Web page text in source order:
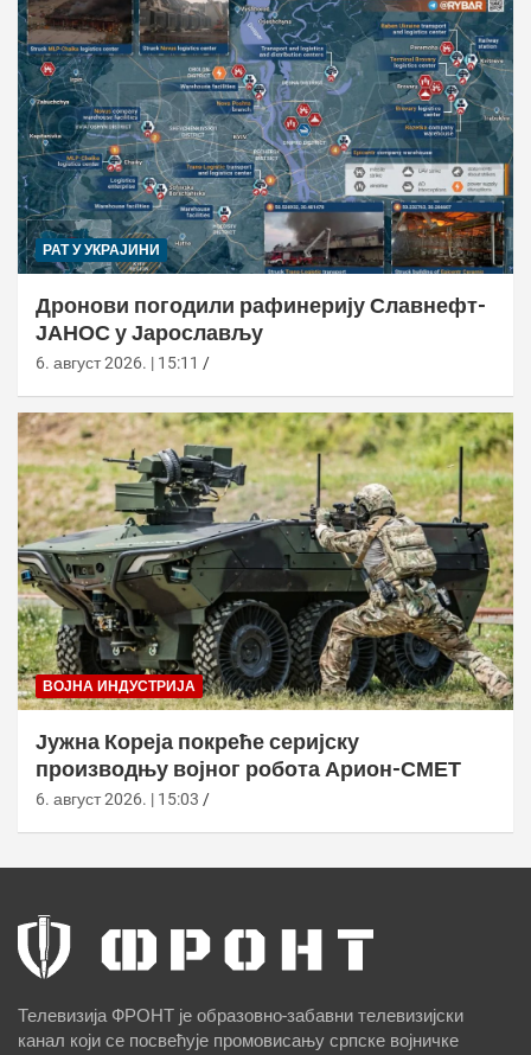
РАТ У УКРАЈИНИ
Дронови погодили рафинерију Славнефт-
ЈАНОС у Јарослављу
6. август 2026. | 15:11
ВОЈНА ИНДУСТРИЈА
Јужна Кореја покреће серијску
производњу војног робота Арион-СМЕТ
6. август 2026. | 15:03
Телевизија ФРОНТ је образовно-забавни телевизијски
канал који се посвећује промовисању српске војничке